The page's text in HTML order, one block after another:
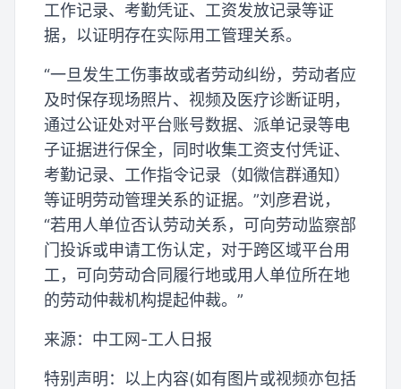
工作记录、考勤凭证、工资发放记录等证
据，以证明存在实际用工管理关系。
“一旦发生工伤事故或者劳动纠纷，劳动者应
及时保存现场照片、视频及医疗诊断证明，
通过公证处对平台账号数据、派单记录等电
子证据进行保全，同时收集工资支付凭证、
考勤记录、工作指令记录（如微信群通知）
等证明劳动管理关系的证据。”刘彦君说，
“若用人单位否认劳动关系，可向劳动监察部
门投诉或申请工伤认定，对于跨区域平台用
工，可向劳动合同履行地或用人单位所在地
的劳动仲裁机构提起仲裁。”
来源：中工网-工人日报
特别声明：以上内容(如有图片或视频亦包括